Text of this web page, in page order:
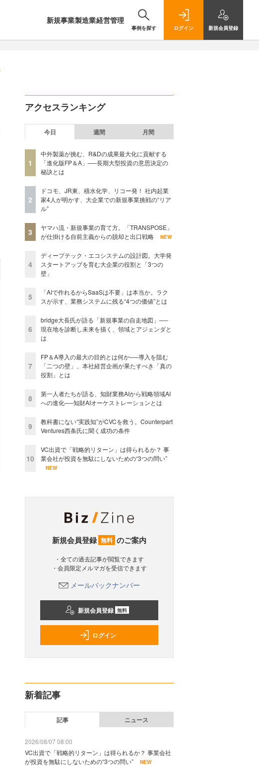
新規事業製造業経営管理
事例を探す ログイン 新規会員登録
アクセスランキング
今日 週間 月間
1
中外製薬が挑む、R&Dの成果最大化に貢献する
「進化版FP＆A」──長期大型投資の意思決定の
秘訣とは
2
ドコモ、JR東、積水化学、リコー発！ 社内起業
家4人が明かす、大企業での新規事業挑戦の“リア
ル”
3
ヤマハ流・新規事業の育て方。「TRANSPOSE」
が仕掛ける自前主義からの脱却と出口戦略
NEW
4
ディープテック・エコシステムの設計図。大学発
スタートアップを育む大企業の役割と「3つの
壁」
5
「AIで作れるからSaaSは不要」は本当か。ラク
スが示す、業務システムに残る“4つの価値”とは
6
bridge大長氏が語る「新規事業の自走地図」──
現在地を診断し未来を描く、領域とアジェンダと
は
7
FP＆A導入の最大の目的とは何か──導入を阻む
「二つの壁」、本社経営企画が果たすべき「真の
役割」とは
8
第一人者たちが語る、知財業務AIから戦略領域AI
への進化──知財AIオーケストレーションとは
9
教科書にない“実践知”がCVCを救う。Counterpart
Ventures西条氏に聞く成功の条件
10
VC出資で「戦略的リターン」は得られるか？ 事
業会社が投資を無駄にしないための“3つの問い”
NEW
新規会員登録 無料 のご案内
・全ての過去記事が閲覧できます
・会員限定メルマガを受信できます
メールバックナンバー
新規会員登録 無料
ログイン
新着記事
記事 ニュース
2026/08/07 08:00
VC出資で「戦略的リターン」は得られるか？ 事業会社
が投資を無駄にしないための“3つの問い”
NEW